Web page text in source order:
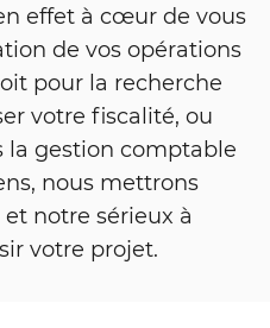
effet à cœur de vous
de vos opérations
pour la recherche
votre fiscalité, ou
la gestion comptable
nous mettrons
notre sérieux à
votre projet.